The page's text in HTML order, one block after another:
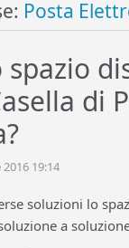
Posta
di
19:14
soluzioni lo
a